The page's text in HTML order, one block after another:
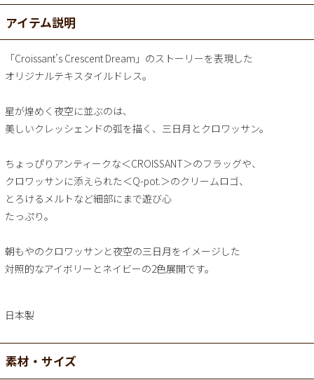
アイテム説明
「Croissant’s Crescent Dream」のストーリーを表現した
オリジナルテキスタイルドレス。
星が煌めく夜空に並ぶのは、
美しいクレッシェンドの弧を描く、三日月とクロワッサン。
ちょっぴりアンティークな＜CROISSANT＞のフラッグや、
クロワッサンに添えられた＜Q-pot.＞のクリームロゴ、
とろけるメルトなど細部にまで遊び心
たっぷり。
朝もやのクロワッサンと夜空の三日月をイメージした
対照的なアイボリーとネイビーの2色展開です。
日本製
素材・サイズ